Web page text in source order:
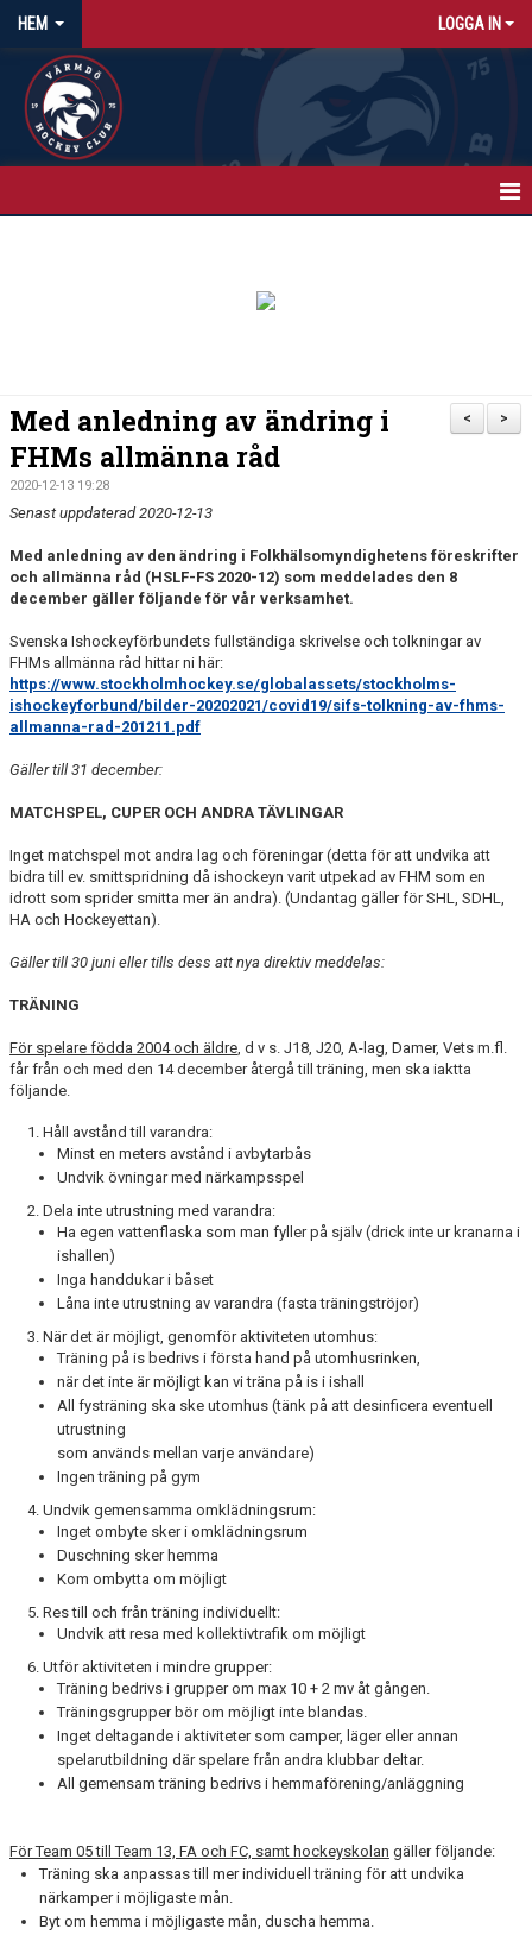
HEM LOGGA IN
ISTIDER
OM KLUBBEN
HISTORIA
DOKUMENT
MEDLEMSINFO
KONTAKT
>
<
Med anledning av ändring i
FHMs allmänna råd
2020-12-13 19:28
Senast uppdaterad 2020-12-13
Med anledning av den ändring i Folkhälsomyndighetens föreskrifter
och allmänna råd (HSLF-FS 2020-12) som meddelades den 8
december gäller följande för vår verksamhet.
Svenska Ishockeyförbundets fullständiga skrivelse och tolkningar av
FHMs allmänna råd hittar ni här:
https://www.stockholmhockey.se/globalassets/stockholms-
ishockeyforbund/bilder-20202021/covid19/sifs-tolkning-av-fhms-
allmanna-rad-201211.pdf
Gäller till 31 december:
MATCHSPEL, CUPER OCH ANDRA TÄVLINGAR
Inget matchspel mot andra lag och föreningar (detta för att undvika att
bidra till ev. smittspridning då ishockeyn varit utpekad av FHM som en
idrott som sprider smitta mer än andra). (Undantag gäller för SHL, SDHL,
HA och Hockeyettan).
Gäller till 30 juni eller tills dess att nya direktiv meddelas:
TRÄNING
För spelare födda 2004 och äldre, d v s. J18, J20, A-lag, Damer, Vets m.fl.
får från och med den 14 december återgå till träning, men ska iaktta
följande.
1. Håll avstånd till varandra:
Minst en meters avstånd i avbytarbås
Undvik övningar med närkampsspel
2. Dela inte utrustning med varandra:
Ha egen vattenflaska som man fyller på själv (drick inte ur kranarna i
ishallen)
Inga handdukar i båset
Låna inte utrustning av varandra (fasta träningströjor)
3. När det är möjligt, genomför aktiviteten utomhus:
Träning på is bedrivs i första hand på utomhusrinken,
när det inte är möjligt kan vi träna på is i ishall
All fysträning ska ske utomhus (tänk på att desinficera eventuell
utrustning
som används mellan varje användare)
Ingen träning på gym
4. Undvik gemensamma omklädningsrum:
Inget ombyte sker i omklädningsrum
Duschning sker hemma
Kom ombytta om möjligt
5. Res till och från träning individuellt:
Undvik att resa med kollektivtrafik om möjligt
6. Utför aktiviteten i mindre grupper:
Träning bedrivs i grupper om max 10 + 2 mv åt gången.
Träningsgrupper bör om möjligt inte blandas.
Inget deltagande i aktiviteter som camper, läger eller annan
spelarutbildning där spelare från andra klubbar deltar.
All gemensam träning bedrivs i hemmaförening/anläggning
För Team 05 till Team 13, FA och FC, samt hockeyskolan gäller följande:
Träning ska anpassas till mer individuell träning för att undvika
närkamper i möjligaste mån.
Byt om hemma i möjligaste mån, duscha hemma.